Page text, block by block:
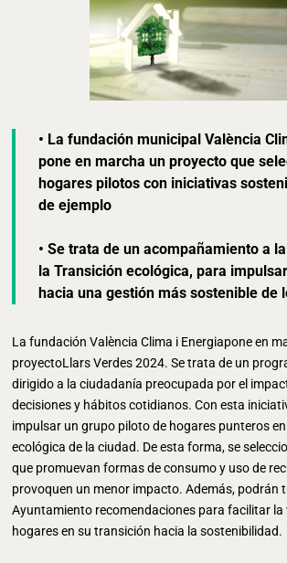
• La fundación municipal València
pone en marcha un proyecto que
hogares pilotos con iniciativas
de ejemplo
• Se trata de un acompañamiento a
la Transición ecológica, para
hacia una gestión más sostenible de
La fundación València Clima i Energiapone en
proyectoLlars Verdes 2024. Se trata de un
dirigido a la ciudadanía preocupada por el
decisiones y hábitos cotidianos. Con esta
impulsar un grupo piloto de hogares punteros
ecológica de la ciudad. De esta forma, se
que promuevan formas de consumo y uso de
provoquen un menor impacto. Además, podrán
Ayuntamiento recomendaciones para facilitar la
hogares en su transición hacia la sostenibilidad.